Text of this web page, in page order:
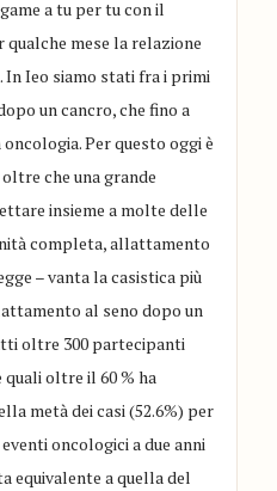
a tu per tu con il
mese la relazione
In Ieo siamo stati fra i primi
un cancro, che fino a
Per questo oggi è
che una grande
insieme a molte delle
completa, allattamento
– vanta la casistica più
al seno dopo un
oltre 300 partecipanti
oltre il 60 % ha
metà dei casi (52.6%) per
eventi oncologici a due anni
equivalente a quella del